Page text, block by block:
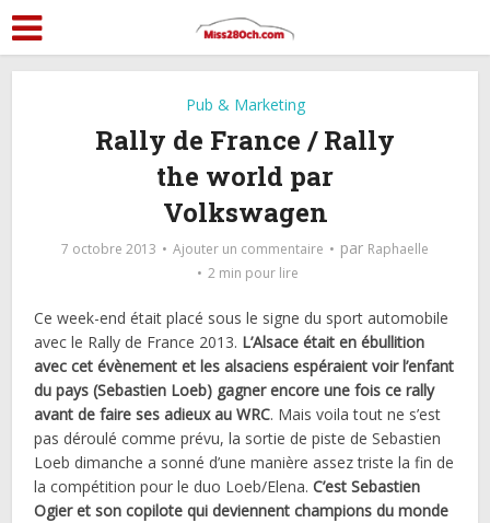
Pub & Marketing
Rally de France / Rally
the world par
Volkswagen
7 octobre 2013 Ajouter un commentaire par Raphaelle
2 min pour lire
Ce week-end était placé sous le signe du sport automobile
avec le Rally de France 2013. L’Alsace était en ébullition
avec cet évènement et les alsaciens espéraient voir l’enfant
du pays (Sebastien Loeb) gagner encore une fois ce rally
avant de faire ses adieux au WRC. Mais voila tout ne s’est
pas déroulé comme prévu, la sortie de piste de Sebastien
Loeb dimanche a sonné d’une manière assez triste la fin de
la compétition pour le duo Loeb/Elena.C’est Sebastien
Ogier et son copilote qui deviennent champions du monde